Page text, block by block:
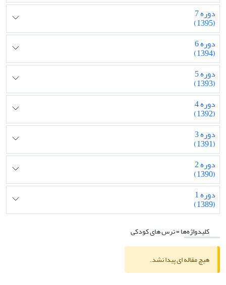
دوره 7
(1395)
دوره 6
(1394)
دوره 5
(1393)
دوره 4
(1392)
دوره 3
(1391)
دوره 2
(1390)
دوره 1
(1389)
کلیدواژه‌ها =ترس های کودکی
هیچ مقاله ای پیدا نشد.